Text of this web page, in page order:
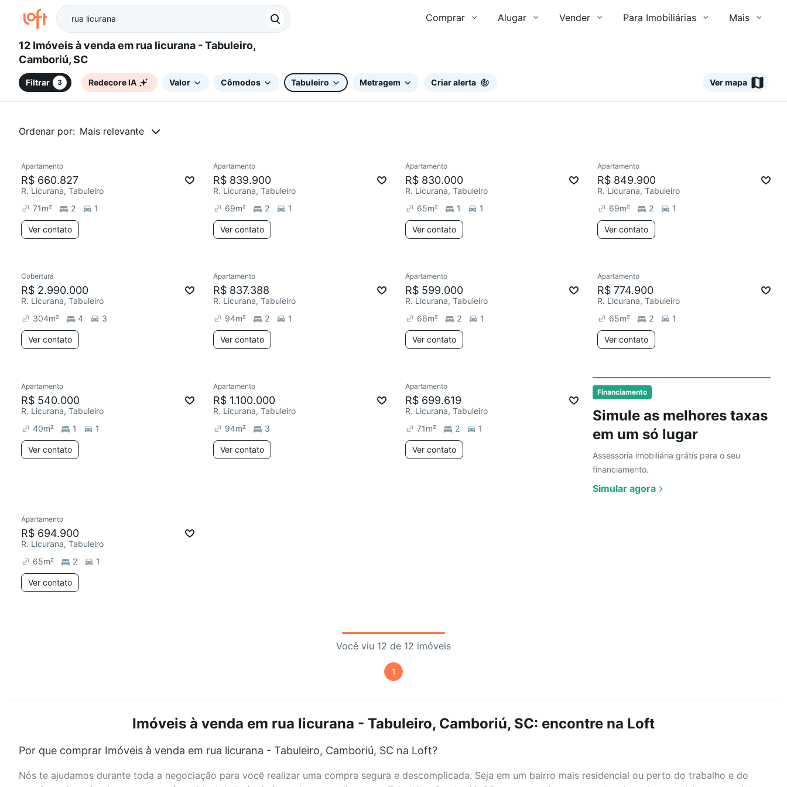
Comprar Alugar Vender Para Imobiliárias Mais
12 Imóveis à venda em rua licurana - Tabuleiro,
Camboriú, SC
Filtrar 3 Redecore IA Valor Cômodos Tabuleiro Metragem Criar alerta Ver mapa
Ordenar por: Mais relevante
Financiamento
Simule as melhores taxas
em um só lugar
Assessoria imobiliária grátis para o seu
financiamento.
Simular agora
Chegou este mês
Apartamento
R$ 660.827
R. Licurana, Tabuleiro
71m² 2 1
Ver contato
Chegou este mês
Apartamento
R$ 839.900
R. Licurana, Tabuleiro
69m² 2 1
Ver contato
Apartamento
R$ 830.000
R. Licurana, Tabuleiro
65m² 1 1
Ver contato
Redecorar
Apartamento
R$ 849.900
R. Licurana, Tabuleiro
69m² 2 1
Ver contato
Redecorar
Cobertura
R$ 2.990.000
R. Licurana, Tabuleiro
304m² 4 3
Ver contato
Chegou este mês
Apartamento
R$ 837.388
R. Licurana, Tabuleiro
94m² 2 1
Ver contato
Redecorar
Apartamento
R$ 599.000
R. Licurana, Tabuleiro
66m² 2 1
Ver contato
Chegou este mês
Apartamento
R$ 774.900
R. Licurana, Tabuleiro
65m² 2 1
Ver contato
Chegou este mês
Apartamento
R$ 540.000
R. Licurana, Tabuleiro
40m² 1 1
Ver contato
Redecorar
Apartamento
R$ 1.100.000
R. Licurana, Tabuleiro
94m² 3
Ver contato
Chegou este mês
Apartamento
R$ 699.619
R. Licurana, Tabuleiro
71m² 2 1
Ver contato
Chegou este mês
Apartamento
R$ 694.900
R. Licurana, Tabuleiro
65m² 2 1
Ver contato
Você viu 12 de 12 imóveis
1
Imóveis à venda em rua licurana - Tabuleiro, Camboriú, SC: encontre na Loft
Por que comprar Imóveis à venda em rua licurana - Tabuleiro, Camboriú, SC na Loft?
Nós te ajudamos durante toda a negociação para você realizar uma compra segura e descomplicada. Seja em um bairro mais residencial ou perto do trabalho e do